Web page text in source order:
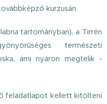
kurzusán.
tartományban), a Tirrén
természeti
ami nyáron megtelik -
feladatlapot kellett kitölteni